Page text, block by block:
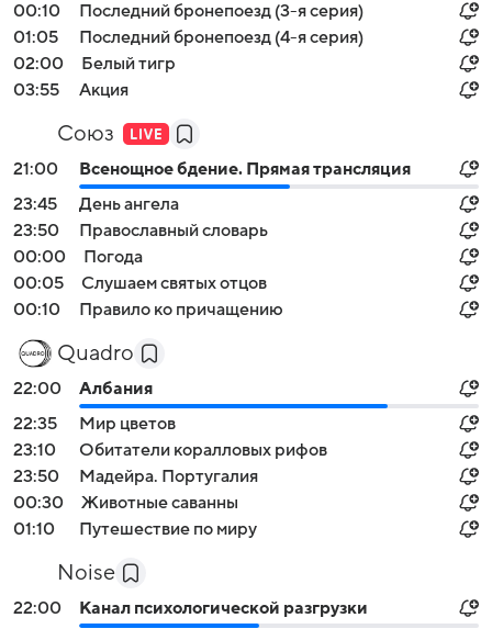
00:10
Последний бронепоезд (3-я серия)
01:05
Последний бронепоезд (4-я серия)
02:00
Белый тигр
03:55
Акция
Союз
21:00
Всенощное бдение. Прямая трансляция
23:45
День ангела
23:50
Православный словарь
00:00
Погода
00:05
Слушаем святых отцов
00:10
Правило ко причащению
Quadro
22:00
Албания
22:35
Мир цветов
23:10
Обитатели коралловых рифов
23:50
Мадейра. Португалия
00:30
Животные саванны
01:10
Путешествие по миру
Noise
22:00
Канал психологической разгрузки